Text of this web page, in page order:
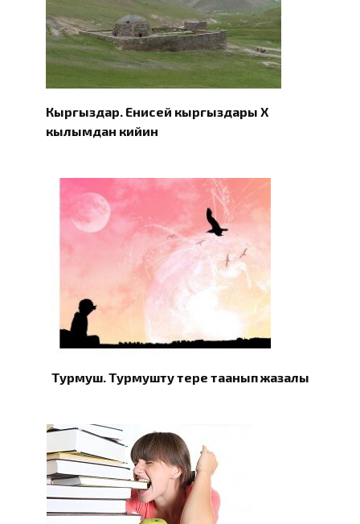
Кыргыздар. Eнисей кыргыздары X
кылымдан кийин
Турмуш. Турмушту терең таанып жазалы